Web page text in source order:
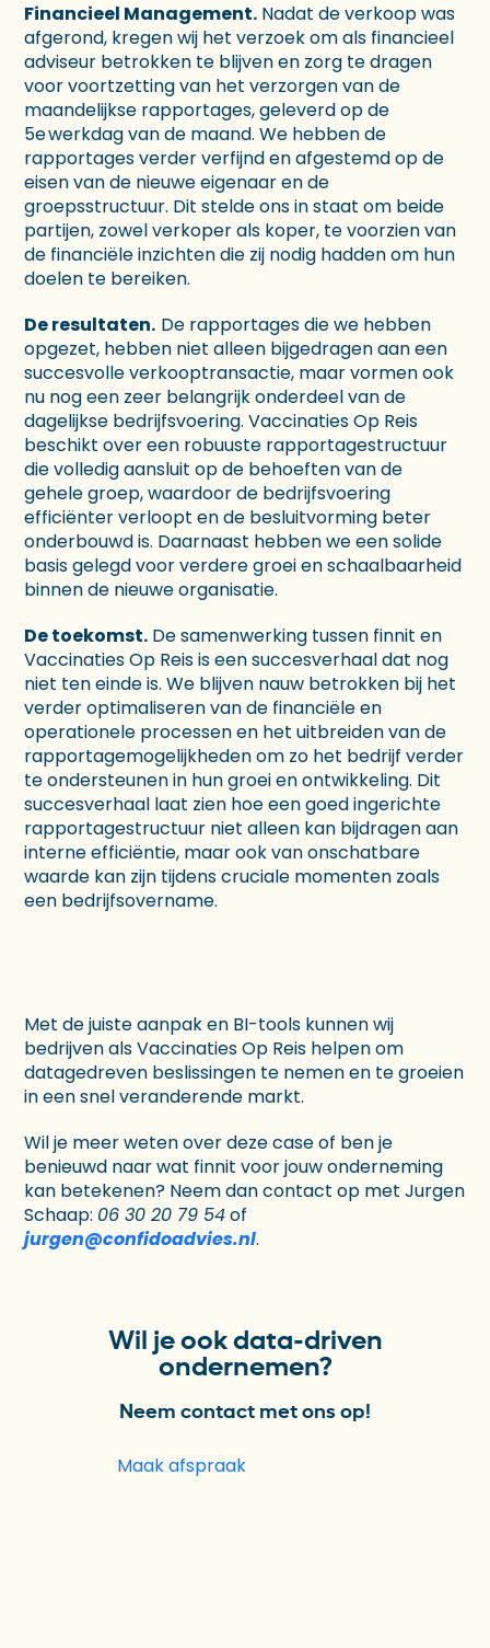
Financieel Management. Nadat de verkoop was
afgerond, kregen wij het verzoek om als financieel
adviseur betrokken te blijven en zorg te dragen
voor voortzetting van het verzorgen van de
maandelijkse rapportages, geleverd op de
5ewerkdag van de maand. We hebben de
rapportages verder verfijnd en afgestemd op de
eisen van de nieuwe eigenaar en de
groepsstructuur. Dit stelde ons in staat om beide
partijen, zowel verkoper als koper, te voorzien van
de financiële inzichten die zij nodig hadden om hun
doelen te bereiken.
De resultaten. De rapportages die we hebben
opgezet, hebben niet alleen bijgedragen aan een
succesvolle verkooptransactie, maar vormen ook
nu nog een zeer belangrijk onderdeel van de
dagelijkse bedrijfsvoering. Vaccinaties Op Reis
beschikt over een robuuste rapportagestructuur
die volledig aansluit op de behoeften van de
gehele groep, waardoor de bedrijfsvoering
efficiënter verloopt en de besluitvorming beter
onderbouwd is. Daarnaast hebben we een solide
basis gelegd voor verdere groei en schaalbaarheid
binnen de nieuwe organisatie.
De toekomst. De samenwerking tussen finnit en
Vaccinaties Op Reis is een succesverhaal dat nog
niet ten einde is. We blijven nauw betrokken bij het
verder optimaliseren van de financiële en
operationele processen en het uitbreiden van de
rapportagemogelijkheden om zo het bedrijf verder
te ondersteunen in hun groei en ontwikkeling. Dit
succesverhaal laat zien hoe een goed ingerichte
rapportagestructuur niet alleen kan bijdragen aan
interne efficiëntie, maar ook van onschatbare
waarde kan zijn tijdens cruciale momenten zoals
een bedrijfsovername.
Met de juiste aanpak en BI-tools kunnen wij
bedrijven als Vaccinaties Op Reis helpen om
datagedreven beslissingen te nemen en te groeien
in een snel veranderende markt.
Wil je meer weten over deze case of ben je
benieuwd naar wat finnit voor jouw onderneming
kan betekenen? Neem dan contact op met Jurgen
Schaap: 06 30 20 79 54of
jurgen@confidoadvies.nl.
Wil je ook data-driven
ondernemen?
Neem contact met ons op!
Maak afspraak